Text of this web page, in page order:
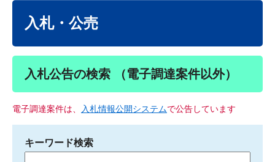
入札・公売
入札公告の検索 （電子調達案件以外）
電子調達案件は、 入札情報公開システムで公告しています
キーワード検索